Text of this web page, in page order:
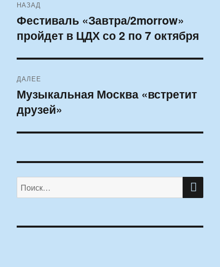
по
записям
НАЗАД
Предыдущая
запись:
Фестиваль «Завтра/2morrow»
пройдет в ЦДХ со 2 по 7 октября
ДАЛЕЕ
Следующая
запись:
Музыкальная Москва «встретит
друзей»
Искать: